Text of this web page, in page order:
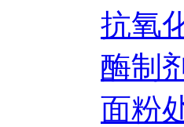
抗氧
酶制
面粉